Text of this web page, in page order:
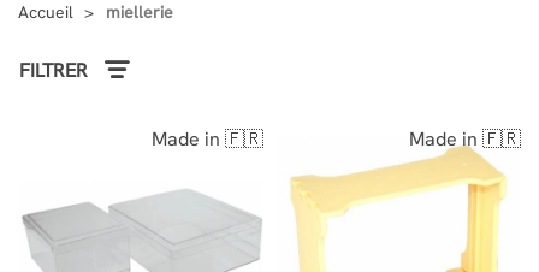
Accueil miellerie
FILTRER
Made in 🇫🇷 Made in 🇫🇷